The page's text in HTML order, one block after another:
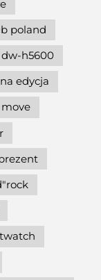
poland
h5600
edycja